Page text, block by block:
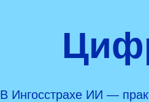
В Ингосстрахе ИИ —